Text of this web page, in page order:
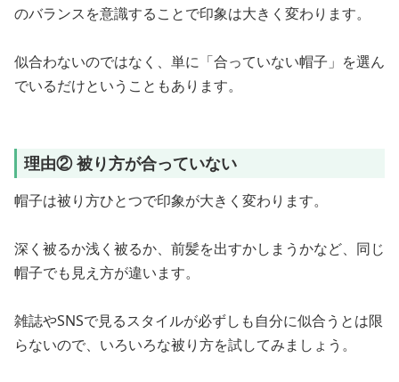
のバランスを意識することで印象は大きく変わります。
似合わないのではなく、単に「合っていない帽子」を選ん
でいるだけということもあります。
理由② 被り方が合っていない
帽子は被り方ひとつで印象が大きく変わります。
深く被るか浅く被るか、前髪を出すかしまうかなど、同じ
帽子でも見え方が違います。
雑誌やSNSで見るスタイルが必ずしも自分に似合うとは限
らないので、いろいろな被り方を試してみましょう。